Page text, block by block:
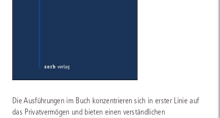
Die Ausführungen im Buch konzentrieren sich in erster Linie auf
das Privatvermögen und bieten einen verständlichen